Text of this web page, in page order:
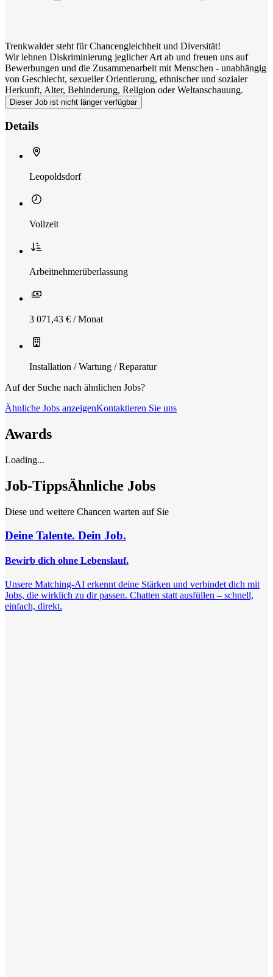
Trenkwalder steht für Chancengleichheit und Diversität!
Wir lehnen Diskriminierung jeglicher Art ab und freuen uns auf
Bewerbungen und die Zusammenarbeit mit Menschen - unabhängig
von Geschlecht, sexueller Orientierung, ethnischer und sozialer
Herkunft, Alter, Behinderung, Religion oder Weltanschauung.
Dieser Job ist nicht länger verfügbar
Details
Leopoldsdorf
Vollzeit
Arbeitnehmerüberlassung
3 071,43 € / Monat
Installation / Wartung / Reparatur
Auf der Suche nach ähnlichen Jobs?
Ähnliche Jobs anzeigenKontaktieren Sie uns
Awards
Loading...
Job-TippsÄhnliche Jobs
Diese und weitere Chancen warten auf Sie
Deine Talente. Dein Job.
Bewirb dich ohne Lebenslauf.
Unsere Matching-AI erkennt deine Stärken und verbindet dich mit
Jobs, die wirklich zu dir passen. Chatten statt ausfüllen – schnell,
einfach, direkt.